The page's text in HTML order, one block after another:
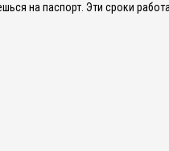
на паспорт. Эти сроки